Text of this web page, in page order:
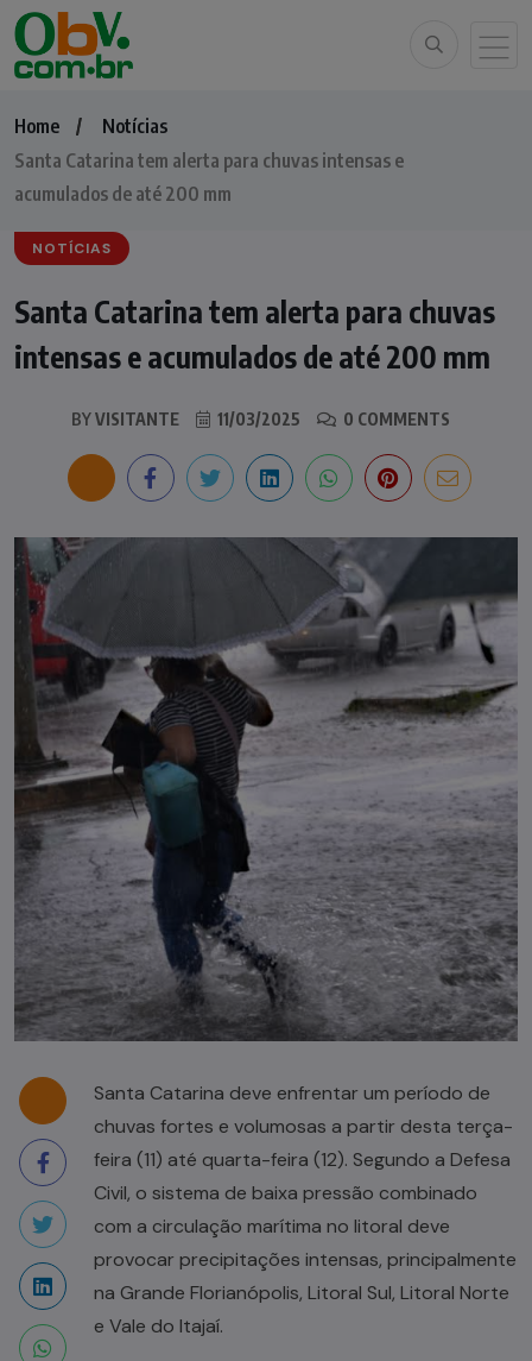
Home
Notícias
Santa Catarina tem alerta para chuvas intensas e
acumulados de até 200 mm
NOTÍCIAS
Santa Catarina tem alerta para chuvas
intensas e acumulados de até 200 mm
BYVISITANTE 11/03/2025 0 COMMENTS
Santa Catarina deve enfrentar um período de
chuvas fortes e volumosas a partir desta terça-
feira (11) até quarta-feira (12). Segundo a Defesa
Civil, o sistema de baixa pressão combinado
com a circulação marítima no litoral deve
provocar precipitações intensas, principalmente
na Grande Florianópolis, Litoral Sul, Litoral Norte
e Vale do Itajaí.